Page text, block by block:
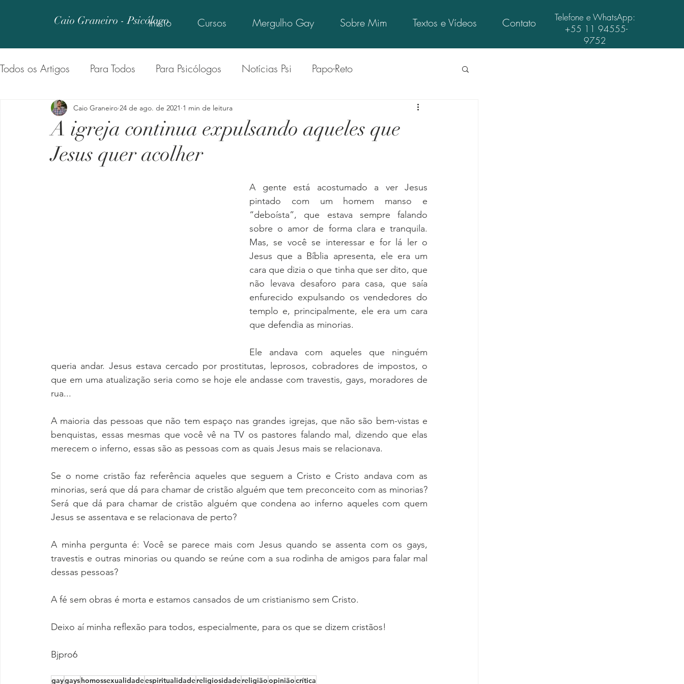
Caio Graneiro - Psicólogo
Início Cursos Mergulho Gay Sobre Mim Textos e Vídeos Contato
Telefone e WhatsApp:
+55 11 94555-
9752
Todos os Artigos Para Todos Para Psicólogos Notícias Psi Papo-Reto
Uma Lição Por Dia Psi Ensina De Psi para Psi Psi Indica
Psi Explica Será Psi Microscópio
Vamos Falar Sério Sobre Senta que lá vem história
Dando zoom nos Desmistificando
De olho no Você acha que Será
A igreja continua expulsando aqueles que
Jesus quer acolher
Caio Graneiro 24 de ago. de 2021 1 min de leitura
A gente está acostumado a ver Jesus
pintado com um homem manso e
“deboísta”, que estava sempre falando
sobre o amor de forma clara e tranquila.
Mas, se você se interessar e for lá ler o
Jesus que a Bíblia apresenta, ele era um
cara que dizia o que tinha que ser dito, que
não levava desaforo para casa, que saía
enfurecido expulsando os vendedores do
templo e, principalmente, ele era um cara
que defendia as minorias.
Ele andava com aqueles que ninguém
queria andar. Jesus estava cercado por prostitutas, leprosos, cobradores de impostos, o
que em uma atualização seria como se hoje ele andasse com travestis, gays, moradores de
rua...
A maioria das pessoas que não tem espaço nas grandes igrejas, que não são bem-vistas e
benquistas, essas mesmas que você vê na TV os pastores falando mal, dizendo que elas
merecem o inferno, essas são as pessoas com as quais Jesus mais se relacionava.
Se o nome cristão faz referência aqueles que seguem a Cristo e Cristo andava com as
minorias, será que dá para chamar de cristão alguém que tem preconceito com as minorias?
Será que dá para chamar de cristão alguém que condena ao inferno aqueles com quem
Jesus se assentava e se relacionava de perto?
A minha pergunta é: Você se parece mais com Jesus quando se assenta com os gays,
travestis e outras minorias ou quando se reúne com a sua rodinha de amigos para falar mal
dessas pessoas?
A fé sem obras é morta e estamos cansados de um cristianismo sem Cristo.
Deixo aí minha reflexão para todos, especialmente, para os que se dizem cristãos!
Bjpro6
gaygayshomossexualidadeespiritualidadereligiosidadereligiãoopiniãocrítica